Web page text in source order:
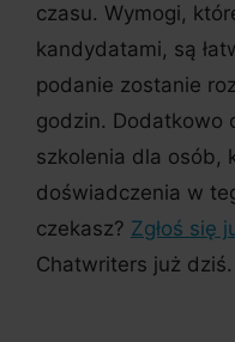
czasu. Wymogi,
kandydatami, są
podanie zostanie
godzin. Dodatkowo
szkolenia dla osób,
doświadczenia w
czekasz? Zgłoś się
Chatwriters już dziś.